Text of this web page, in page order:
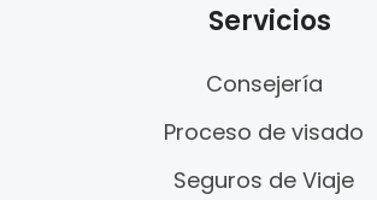
Servicios
Consejería
Proceso de visado
Seguros de Viaje